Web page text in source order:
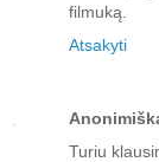
filmuką.
Atsakyti
Turiu